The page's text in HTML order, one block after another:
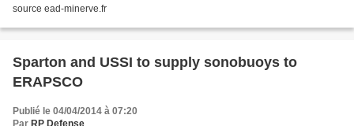
source ead-minerve.fr
Sparton and USSI to supply sonobuoys to
ERAPSCO
Publié le 04/04/2014 à 07:20